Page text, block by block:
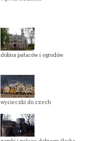
dolina pałaców i ogrodów
wycieczki do czech